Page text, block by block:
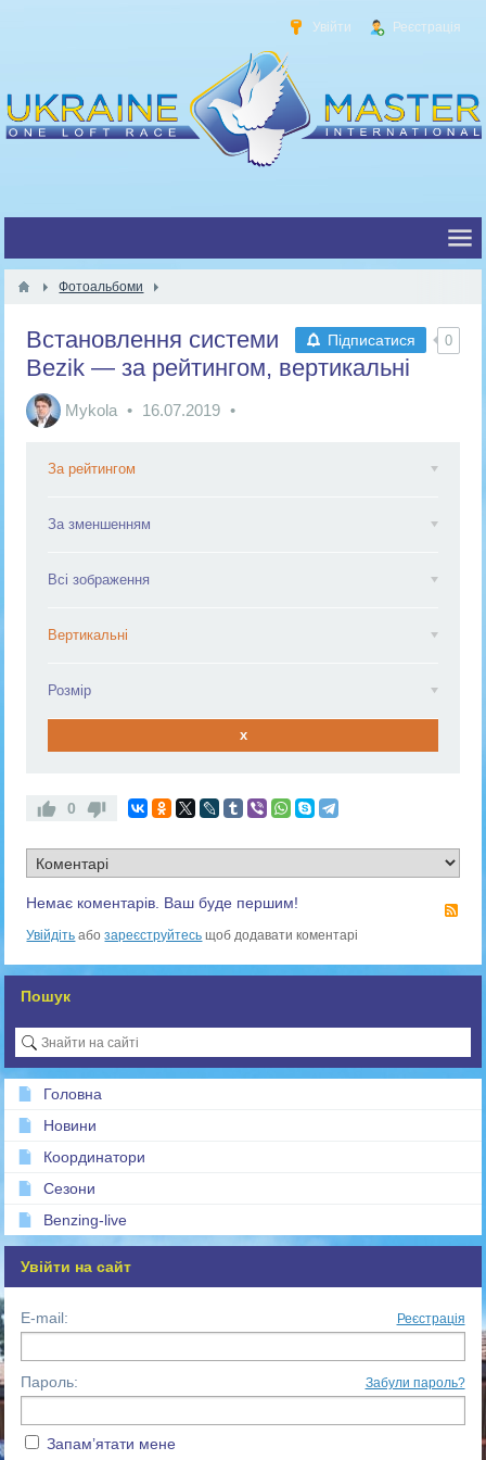
Увійти Реєстрація
Фотоальбоми
Підписатися 0
Встановлення системи
Bezik — за рейтингом, вертикальні
Mykola 16.07.2019
За рейтингом
За зменшенням
Всі зображення
Вертикальні
Розмір
x
0
Немає коментарів. Ваш буде першим!
Увійдіть абозареєструйтесь щоб додавати коментарі
Пошук
Головна
Новини
Координатори
Сезони
Benzing-live
Увійти на сайт
E-mail: Реєстрація
Пароль: Забули пароль?
Запам’ятати мене